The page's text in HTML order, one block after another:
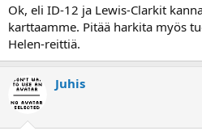
Ok, eli ID-12 ja Lewis-Clarkit
karttaamme. Pitää harkita myös
Helen-reittiä.
Juhis